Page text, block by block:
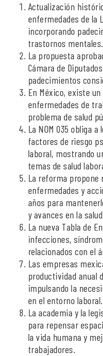
Actualización
enfermedades de la
incorporando
trastornos mentales.
La propuesta
Cámara de
padecimientos
En México, existe
enfermedades de
problema de salud
La NOM 035 obliga
factores de riesgo
laboral, mostrando
temas de salud
La reforma propone
enfermedades y
años para
y avances en la
La nueva Tabla de
infecciones,
relacionados con el
Las empresas
productividad anual
impulsando la
en el entorno laboral.
La academia y la
para repensar
la vida humana y
trabajadores.